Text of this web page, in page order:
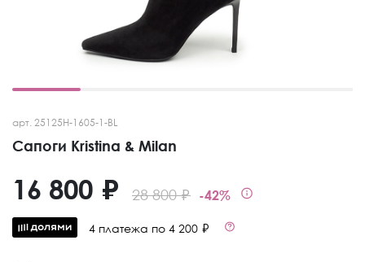
арт. 25125H-1605-1-BL
Сапоги Kristina & Milan
28 800 ₽ -42%
16 800 ₽
4 платежа по 4 200 ₽